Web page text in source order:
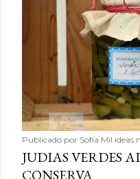
Publicado por Sofía Mil ideas
JUDIAS VERDES
CONSERVA